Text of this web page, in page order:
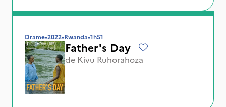
Drame•2022•Rwanda•1h51
Father's Day
de Kivu Ruhorahoza